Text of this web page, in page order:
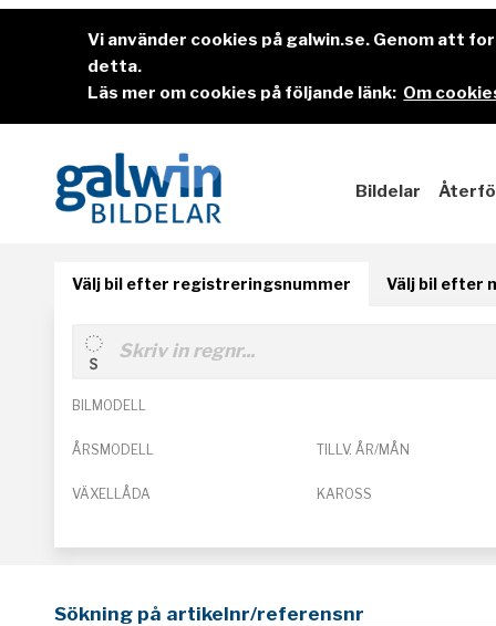
Vi använder cookies på galwin.se. Genom att
detta.
Läs mer om cookies på följande länk: Om
Bildelar
Välj bil efter registreringsnummer Välj bil efter
BILMODELL
ÅRSMODELL TILLV. ÅR/MÅN
VÄXELLÅDA KAROSS
Sökning på artikelnr/referensnr